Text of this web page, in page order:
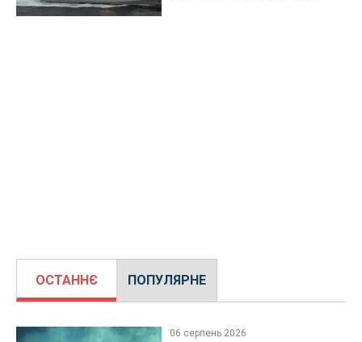
ОСТАННЄ ПОПУЛЯРНЕ
06 серпень 2026